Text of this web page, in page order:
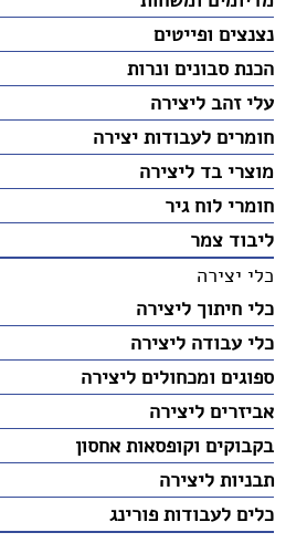
נצנצים ופייטים
הכנת סבונים ונרות
עלי זהב ליצירה
חומרים לעבודות יצירה
מוצרי בד ליצירה
חומרי לוח גיר
ליבוד צמר
כלי יצירה
כלי חיתוך ליצירה
כלי עבודה ליצירה
ספוגים ומכחולים ליצירה
אביזרים ליצירה
בקבוקים וקופסאות אחסון
תבניות ליצירה
כלים לעבודות פורינג